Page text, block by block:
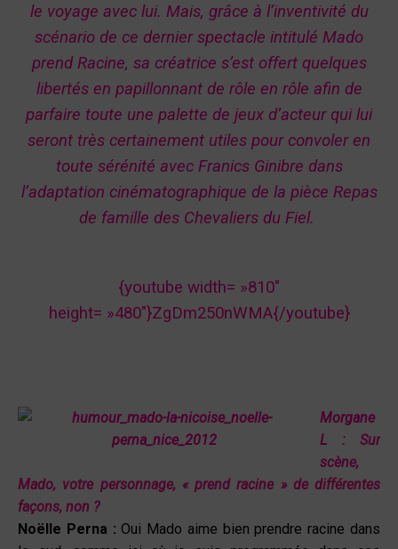
le voyage avec lui. Mais, grâce à l’inventivité du
scénario de ce dernier spectacle intitulé Mado
prend Racine, sa créatrice s’est offert quelques
libertés en papillonnant de rôle en rôle afin de
parfaire toute une palette de jeux d’acteur qui lui
seront très certainement utiles pour convoler en
toute sérénité avec Franics Ginibre dans
l’adaptation cinématographique de la pièce Repas
de famille des Chevaliers du Fiel.
{youtube width= »810″
height= »480″}ZgDm250nWMA{/youtube}
Morgane
L : Sur
scène,
Mado, votre personnage, « prend racine » de différentes
façons, non ?
Noëlle Perna : Oui Mado aime bien prendre racine dans